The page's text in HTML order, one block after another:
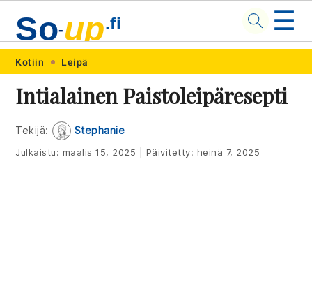
Skip
primary
navigation
Skip
main
content
Skip
primary
sidebar
Skip
footer
So-up.fi ☰
Kotiin Leipä
Intialainen Paistoleipäresepti
Tekijä: Stephanie
Julkaistu: maalis 15, 2025 Päivitetty: heinä 7, 2025